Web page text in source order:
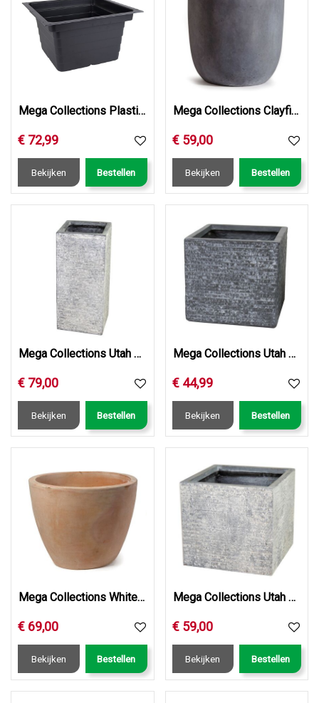
Mega Collections Plastic Insert Cubi W54H30
€ 72,99
Bekijken Bestellen
Mega Collections Clayfibre Egg Pot AuthGrey D45H43
€ 59,00
Bekijken Bestellen
Mega Collections Utah Cubihi Washed Grey W33H70
€ 79,00
Bekijken Bestellen
Mega Collections Utah Cubi Graphite W35H30
€ 44,99
Bekijken Bestellen
Mega Collections Whitewash Egg Pot D51H41
€ 69,00
Bekijken Bestellen
Mega Collections Utah Cubi Washed Grey W44H38
€ 59,00
Bekijken Bestellen